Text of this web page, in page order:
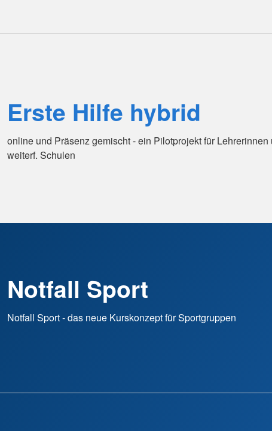
Erste Hilfe hybrid
online und Präsenz gemischt - ein Pilotprojekt für Lehrerinnen
weiterf. Schulen
Notfall Sport
Notfall Sport - das neue Kurskonzept für Sportgruppen